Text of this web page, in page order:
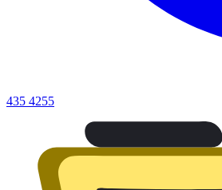
435 4255